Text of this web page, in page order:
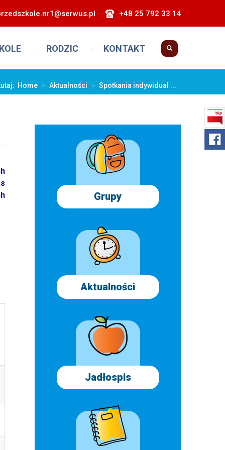
+48 25 792 33 14
RODZIC KONTAKT
Home > Aktualności > Spotkania indywidual ...
Grupy
Aktualności
Jadłospis